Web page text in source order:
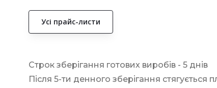
Усі прайс-листи
Строк зберігання готових виробів - 5 днів
Після 5-ти денного зберігання стягується